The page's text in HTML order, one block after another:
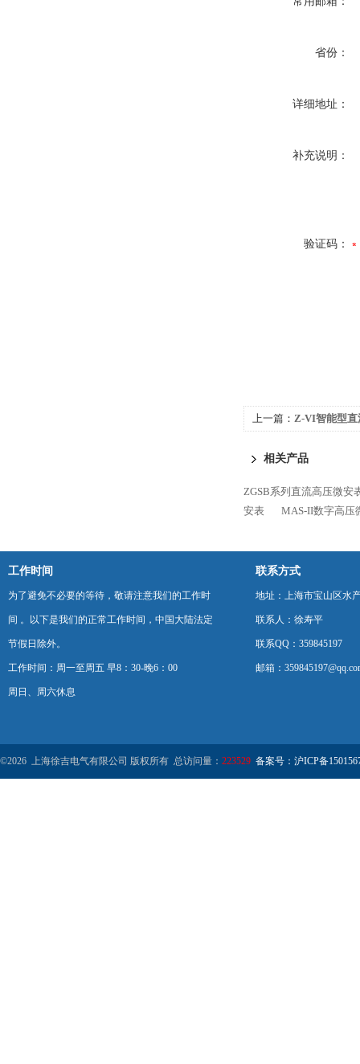
省份：
详细地址：
补充说明：
验证码：
上一篇： Z-VI智能型直
相关产品
ZGSB系列直流高压微安
安表
MAS-II数字高压
工作时间
为了避免不必要的等待，敬请注意我们的工作时
间 。以下是我们的正常工作时间，中国大陆法定
节假日除外。
工作时间：周一至周五 早8：30-晚6：00
周日、周六休息
联系方式
地址：上海市宝山区水
联系人：徐寿平
联系QQ：359845197
邮箱：
©2026 上海徐吉电气有限公司 版权所有 总访问量： 223529 备案号：沪ICP备